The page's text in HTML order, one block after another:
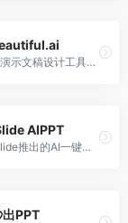
AI演示文稿设计工具，专注于自动化设计排版。面向职场人士，提供智能排版、模板选择、设计优化等服务，设计美观度高。
AIPPT
iSlide推出的AI一键设计精美PPT工具。面向PPT设计用户，提供模板库、内容生成、设计优化等服务，与iSlide插件深度整合。
出PPT